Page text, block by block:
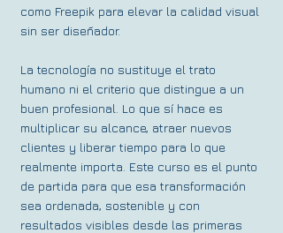
como Freepik para elevar la calidad visual
sin ser diseñador.
La tecnología no sustituye el trato
humano ni el criterio que distingue a un
buen profesional. Lo que sí hace es
multiplicar su alcance, atraer nuevos
clientes y liberar tiempo para lo que
realmente importa. Este curso es el punto
de partida para que esa transformación
sea ordenada, sostenible y con
resultados visibles desde las primeras